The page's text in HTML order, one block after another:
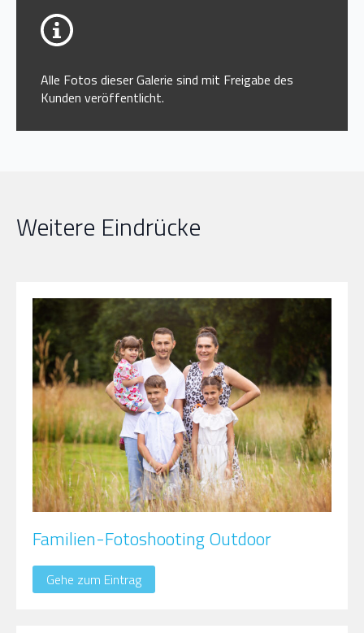
Alle Fotos dieser Galerie sind mit Freigabe des
Kunden veröffentlicht.
Weitere Eindrücke
Familien-Fotoshooting Outdoor
Gehe zum Eintrag